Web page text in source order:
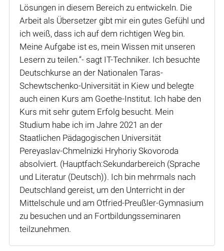
Lösungen in diesem Bereich zu entwickeln. Die
Arbeit als Übersetzer gibt mir ein gutes Gefühl und
ich weiß, dass ich auf dem richtigen Weg bin.
Meine Aufgabe ist es, mein Wissen mit unseren
Lesern zu teilen.“- sagt IT-Techniker. Ich besuchte
Deutschkurse an der Nationalen Taras-
Schewtschenko-Universität in Kiew und belegte
auch einen Kurs am Goethe-Institut. Ich habe den
Kurs mit sehr gutem Erfolg besucht. Mein
Studium habe ich im Jahre 2021 an der
Staatlichen Pädagogischen Universität
Pereyaslav-Chmelnizki Hryhoriy Skovoroda
absolviert. (Hauptfach:Sekundarbereich (Sprache
und Literatur (Deutsch)). Ich bin mehrmals nach
Deutschland gereist, um den Unterricht in der
Mittelschule und am Otfried-Preußler-Gymnasium
zu besuchen und an Fortbildungsseminaren
teilzunehmen.